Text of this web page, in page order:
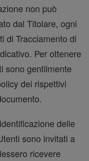
non può
dal Titolare, ogni
di Tracciamento di
Per ottenere
sono gentilmente
dei rispettivi
delle
sono invitati a
ricevere